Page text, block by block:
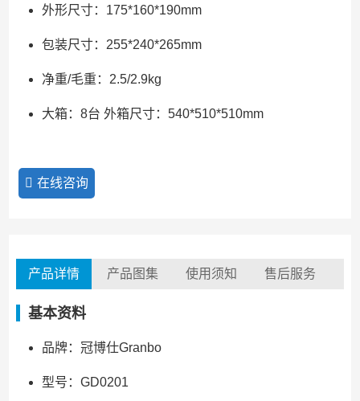
外形尺寸：175*160*190mm
包装尺寸：255*240*265mm
净重/毛重：2.5/2.9kg
大箱：8台 外箱尺寸：540*510*510mm
在线咨询
产品详情 产品图集 使用须知 售后服务
基本资料
品牌：冠博仕Granbo
型号：GD0201